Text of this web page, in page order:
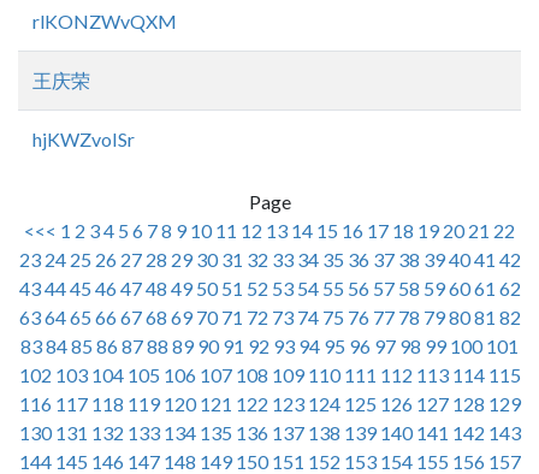
rlKONZWvQXM
王庆荣
hjKWZvoISr
Page
<<< 1 2 34 5 6 78 9 10 11 12 13 14 15 16 17 18 19 20 21 22
23 24 25 26 27 28 29 30 31 32 33 34 35 36 37 38 394041 42
434445 464748 49 50 51 52 53 54 55 56 57 58 596061 62
636465 666768 69 70 71 72 73 74 75 76 77 78 798081 82
838485 868788 89 90 91 92 93 94 95 96 97 98 99 100 101
102 103 104 105 106 107 108 109 110 111 112 113 114 115
116 117 118 119 120 121 122 123 124 125 126 127 128 129
130 131 132 133 134 135 136 137 138 139 140 141 142 143
144 145 146 147 148 149 150 151 152 153 154 155 156 157